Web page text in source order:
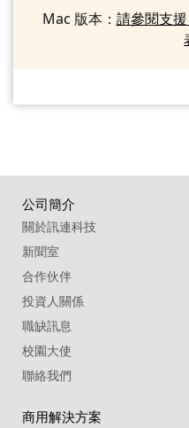
Mac 版本： 請參閱支
公司簡介
關於訊連科技
新聞室
合作伙伴
投資人關係
職缺訊息
校園大使
聯絡我們
商用解決方案